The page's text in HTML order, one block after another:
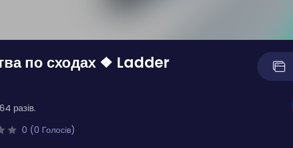
по сходах ❖ Ladder
разів.
0 (0 Голосів)